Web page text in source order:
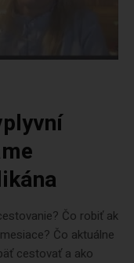
Čo robiť ak
Čo aktuálne
cestovať a ako